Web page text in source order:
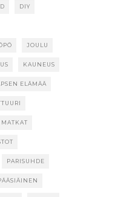
DIY
JOULU
KAUNEUS
ELÄMÄÄ
MATKAT
PARISUHDE